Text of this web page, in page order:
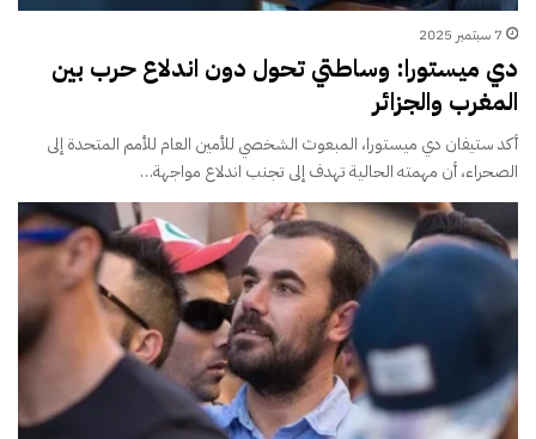
7 سبتمبر 2025
دي ميستورا: وساطتي تحول دون اندلاع حرب بين
المغرب والجزائر
أكد ستيفان دي ميستورا، المبعوث الشخصي للأمين العام للأمم المتحدة إلى
الصحراء، أن مهمته الحالية تهدف إلى تجنب اندلاع مواجهة…